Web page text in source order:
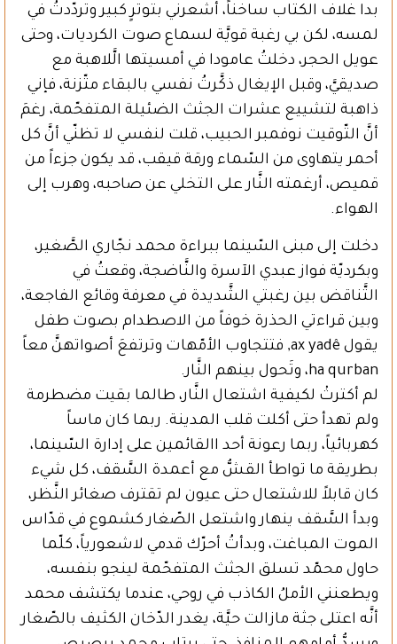
بدا غلاف الكتاب ساخناً، أشعرني بتوترٍ كبير وتردّدتُ في
لمسه، لكن بي رغبة قويَّة لسماع صوت الكرديات، وحتى
عويل الحجر، دخلتُ عامودا في أمسيتها الَّلاهبة مع
صديقيَّ، وقبل الإيغال ذكَّرتُ نفسي بالبقاء متّزنة، فإني
ذاهبة لتشييع عشرات الجثث الضئيلة المتفحّمة، رغمَ
أنَّ التّوقيت نوفمبر الحبيب، قلت لنفسي لا تظنّي أنَّ كل
أحمر يتهاوى من السّماء ورقة قيقب، قد يكون جزءاً من
قميص، أرغمته النَّار على التخلي عن صاحبه، وهرب إلى
الهواء.
دخلت إلى مبنى السّينما ببراءة محمد نجّاري الصَّغير،
وبكرديّة فواز عبدي الآسرة والنَّاضجة، وقعتُ في
التَّناقض بين رغبتي الشَّديدة في معرفة وقائع الفاجعة،
وبين قراءتي الحذرة خوفاً من الاصطدام بصوت طفل
يقول ax yadê, فتتجاوب الأمّهات وترتفعَ أصواتهنَّ معاً
ha qurban، وتَحول بينهم النَّار.
لم أكترثْ لكيفية اشتعال النَّار، طالما بقيت مضطرمة
ولم تهدأ حتى أكلت قلب المدينة. ربما كان ماساً
كهربائياً، ربما رعونة أحد االقائمين على إدارة السّينما،
بطريقة ما تواطأ القشُّ مع أعمدة السَّقف، كل شيء
كان قابلاً للاشتعال حتى عيون لم تقترف صغائر النَّظر،
وبدأ السَّقف ينهار واشتعل الصّغار كشموع في قدّاس
الموت المباغت، وبدأتُ أحرّك قدمي لاشعورياً، كلّما
حاول محمّد تسلق الجثث المتفحّمة لينجو بنفسه،
ويطعنني الأملُ الكاذب في روحي، عندما يكتشف محمد
أنَّه اعتلى جثة مازالت حيَّة، يغدر الدّخان الكثيف بالصّغار